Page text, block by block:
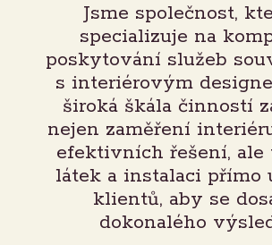
Jsme společnost,
specializuje na
poskytování služeb
s interiérovým
široká škála činností
nejen zaměření
efektivních řešení, ale
látek a instalaci přímo
klientů, aby se
dokonalého